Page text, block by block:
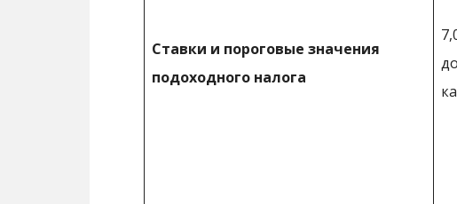
Ставки и пороговые значения
подоходного налога